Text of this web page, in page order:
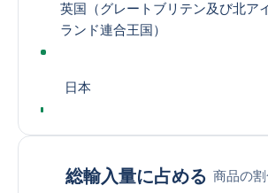
英国（グレートブリテン及び北ア
ランド連合王国）
日本
総輸入量に占める 商品の割